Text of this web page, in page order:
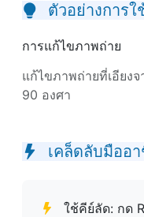
ตัวอย่างการใ
การแก้ไขภาพถ่าย
แก้ไขภาพถ่ายที่เอีย
90 องศา
เคล็ดลับมืออ
ใช้คีย์ลัด: กด